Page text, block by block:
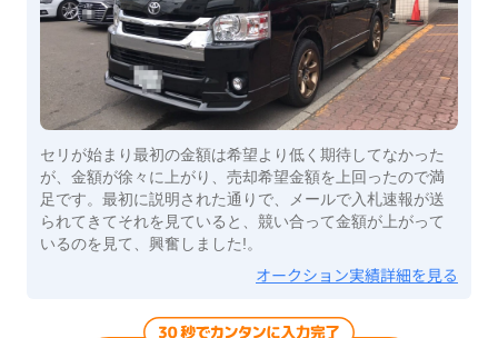
セリが始まり最初の金額は希望より低く期待してなかった
が、金額が徐々に上がり、売却希望金額を上回ったので満
足です。最初に説明された通りで、メールで入札速報が送
られてきてそれを見ていると、競い合って金額が上がって
いるのを見て、興奮しました!。
オークション実績詳細を見る